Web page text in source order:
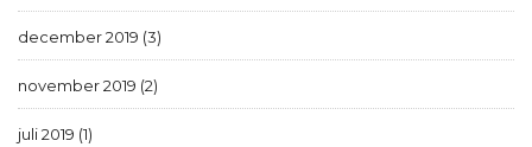
december 2019 (3)
november 2019 (2)
juli 2019 (1)